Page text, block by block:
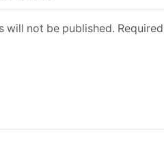
will not be published.